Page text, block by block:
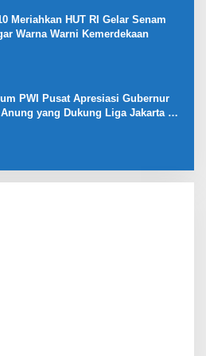
Meriahkan HUT RI Gelar Senam
Warna Warni Kemerdekaan
PWI Pusat Apresiasi Gubernur
yang Dukung Liga Jakarta U-